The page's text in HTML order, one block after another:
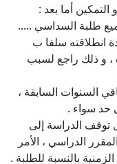
التمكين أما بعد :
طلبة السداسي .....
انطلاقته سلفا ب
، و ذلك راجع لسبب
السنوات السابقة ،
حد سواء .
توقف الدراسة إلى
الدراسي ، الأمر
بالنسبة للطلبة .